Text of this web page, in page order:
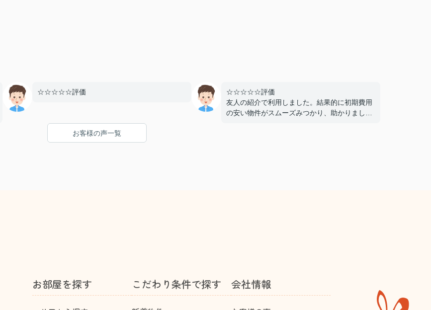
☆☆☆☆☆評価
☆☆☆☆☆評価
友人の紹介で利用しました。結果的に初期費用
の安い物件がスムーズみつかり、助かりまし
お客様の声一覧
お部屋を探す こだわり条件で探す 会社情報